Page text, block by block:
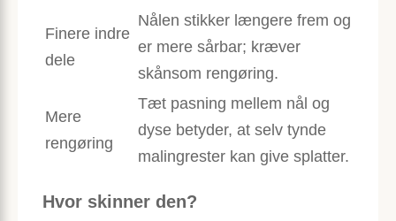
Finere indre
dele
Nålen stikker længere frem og
er mere sårbar; kræver
skånsom rengøring.
Mere
rengøring
Tæt pasning mellem nål og
dyse betyder, at selv tynde
malingrester kan give splatter.
Hvor skinner den?